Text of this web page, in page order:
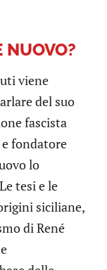
NUOVO?
viene
del suo
fascista
e fondatore
lo
tesi e le
siciliane,
di René